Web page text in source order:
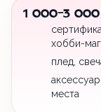
1 000-3 000
хобби-
плед,
места